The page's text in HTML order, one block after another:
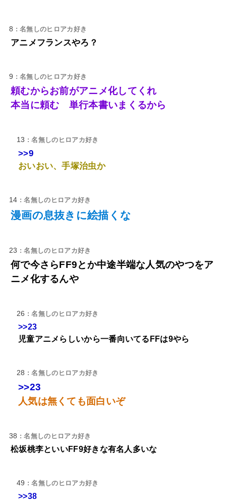
8 : 名無しのヒロアカ好き
アニメフランスやろ？
9 : 名無しのヒロアカ好き
頼むからお前がアニメ化してくれ
本当に頼む 単行本書いまくるから
13 : 名無しのヒロアカ好き
>>9
おいおい、手塚治虫か
14 : 名無しのヒロアカ好き
漫画の息抜きに絵描くな
23 : 名無しのヒロアカ好き
何で今さらFF9とか中途半端な人気のやつをア
ニメ化するんや
26 : 名無しのヒロアカ好き
>>23
児童アニメらしいから一番向いてるFFは9やら
28 : 名無しのヒロアカ好き
>>23
人気は無くても面白いぞ
38 : 名無しのヒロアカ好き
松坂桃李といいFF9好きな有名人多いな
49 : 名無しのヒロアカ好き
>>38